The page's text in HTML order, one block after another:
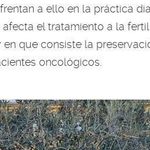
a ello en la práctica
el tratamiento a la
en que consiste la
oncológicos.